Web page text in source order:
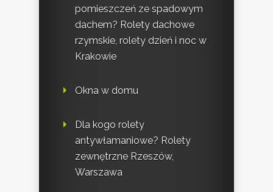
pomieszczeń ze spadowym
dachem? Rolety dachowe
rzymskie, rolety dzień i noc w
Krakowie
Okna w domu
Dla kogo rolety
antywłamaniowe? Rolety
zewnętrzne Rzeszów,
Warszawa